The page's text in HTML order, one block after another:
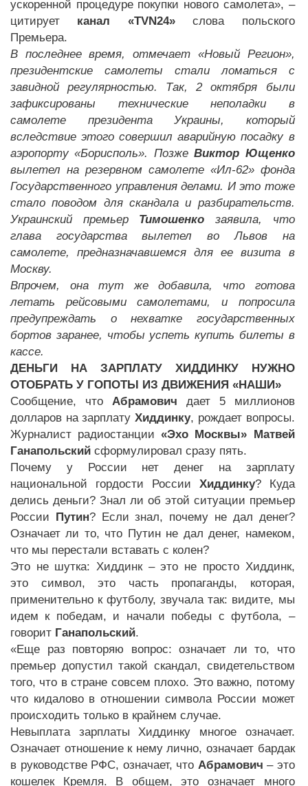
ускоренной процедуре покупки нового самолета», –
цитирует канал «TVN24»слова польского
Премьера.
В последнее время, отмечает «Новый Регион»,
президентские самолеты стали ломаться с
завидной регулярностью. Так, 2 октября были
зафиксированы технические неполадки в
самолете президента Украины, который
вследствие этого совершил аварийную посадку в
аэропорту «Борисполь». ПозжеВиктор Ющенко
вылетел на резервном самолете «Ил-62» фонда
Государственного управления делами. И это тоже
стало поводом для скандала и разбирательств.
Украинский премьер Тимошенко заявила, что
глава государства вылетел во Львов на
самолете, предназначавшемся для ее визита в
Москву.
Впрочем, она тут же добавила, что готова
летать рейсовыми самолетами, и попросила
предупреждать о нехватке государственных
бортов заранее, чтобы успеть купить билеты в
кассе.
ДЕНЬГИ НА ЗАРПЛАТУ ХИДДИНКУ НУЖНО
ОТОБРАТЬ У ГОПОТЫ ИЗ ДВИЖЕНИЯ «НАШИ»
Сообщение, что Абрамович дает 5 миллионов
долларов на зарплатуХиддинку, рождает вопросы.
Журналист радиостанции«Эхо Москвы» Матвей
Ганапольский сформулировал сразу пять.
Почему у России нет денег на зарплату
национальной гордости России Хиддинку? Куда
делись деньги? Знал ли об этой ситуации премьер
России Путин? Если знал, почему не дал денег?
Означает ли то, что Путин не дал денег, намеком,
что мы перестали вставать с колен?
Это не шутка: Хиддинк – это не просто Хиддинк,
это символ, это часть пропаганды, которая,
применительно к футболу, звучала так: видите, мы
идем к победам, и начали победы с футбола, –
говорит Ганапольский.
«Еще раз повторяю вопрос: означает ли то, что
премьер допустил такой скандал, свидетельством
того, что в стране совсем плохо. Это важно, потому
что кидалово в отношении символа России может
происходить только в крайнем случае.
Невыплата зарплаты Хиддинку многое означает.
Означает отношение к нему лично, означает бардак
в руководстве РФС, означает, что Абрамович – это
кошелек Кремля. В общем, это означает много